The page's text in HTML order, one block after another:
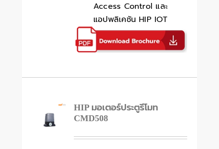
Access Control และ
แอปพลิเคชัน HIP IOT
HIP มอเตอร์ประตูรีโมท
CMD508